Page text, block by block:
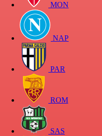
MON
NAP
PAR
ROM
SAS